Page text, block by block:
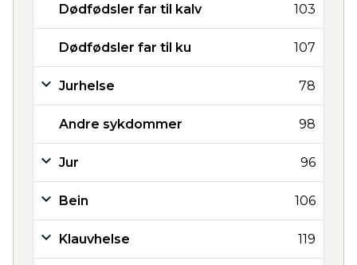
Dødfødsler far til kalv 103
Dødfødsler far til ku 107
Jurhelse 78
Andre sykdommer 98
Jur 96
Bein 106
Klauvhelse 119